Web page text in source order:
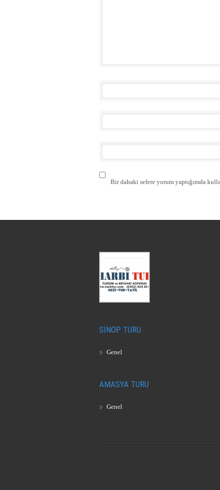
Bir dahaki sefere yorum yaptığımda
SİNOP TURU
Genel
AMASYA TURU
Genel